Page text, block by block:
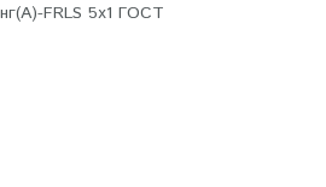
FRLS 5х1 ГОСТ